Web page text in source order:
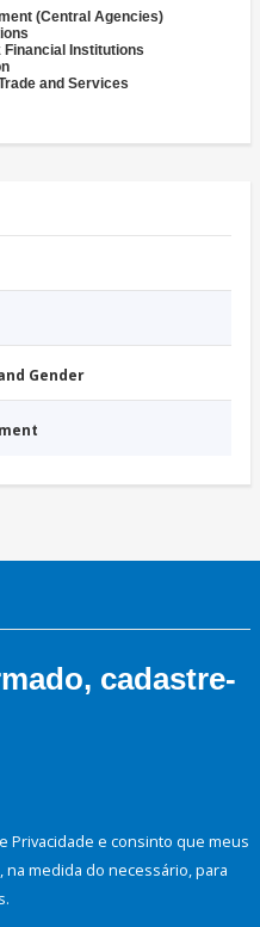
(Central Agencies)
Financial Institutions
and Services
Gender
cadastre-
Privacidade e consinto que meus
medida do necessário, para